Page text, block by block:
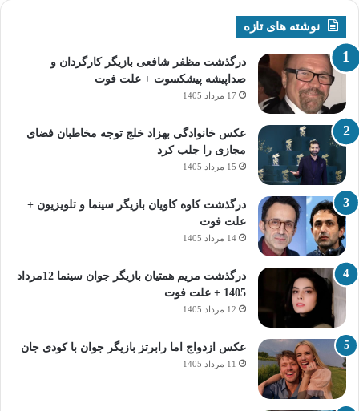
نوشته های تازه
درگذشت مظفر شافعی بازیگر کارگردان و
صداپیشه پیشکسوت + علت فوت
17 مرداد 1405
عکس خانوادگی بهزاد خلج توجه مخاطبان فضای
مجازی را جلب کرد
15 مرداد 1405
درگذشت کاوه کاویان بازیگر سینما و تلویزیون +
علت فوت
14 مرداد 1405
درگذشت مریم همتیان بازیگر جوان سینما 12مرداد
1405 + علت فوت
12 مرداد 1405
عکس ازدواج اما رابرتز بازیگر جوان با کودی جان
11 مرداد 1405